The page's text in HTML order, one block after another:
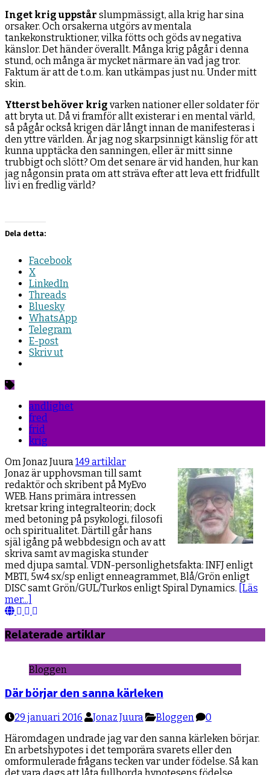
Inget krig uppstår slumpmässigt, alla krig har sina
orsaker. Och orsakerna utgörs av mentala
tankekonstruktioner, vilka fötts och göds av negativa
känslor. Det händer överallt. Många krig pågår i denna
stund, och många är mycket närmare än vad jag tror.
Faktum är att de t.o.m. kan utkämpas just nu. Under mitt
skin.
Ytterst behöver krig varken nationer eller soldater för
att bryta ut. Då vi framför allt existerar i en mental värld,
så pågår också krigen där långt innan de manifesteras i
den yttre världen. Är jag nog skarpsinnigt känslig för att
kunna upptäcka den sanningen, eller är mitt sinne
trubbigt och slött? Om det senare är vid handen, hur kan
jag någonsin prata om att sträva efter att leva ett fridfullt
liv i en fredlig värld?
Dela detta:
Facebook
X
LinkedIn
Threads
Bluesky
WhatsApp
Telegram
E-post
Skriv ut
andlighet
fred
frid
krig
Om Jonaz Juura149 artiklar
Jonaz är upphovsman till samt
redaktör och skribent på MyEvo
WEB. Hans primära intressen
kretsar kring integralteorin; dock
med betoning på psykologi, filosofi
och spiritualitet. Därtill går hans
själ igång på webbdesign och av att
skriva samt av magiska stunder
med djupa samtal. VDN-personlighetsfakta: INFJ enligt
MBTI, 5w4 sx/sp enligt enneagrammet, Blå/Grön enligt
DISC samt Grön/GUL/Turkos enligt Spiral Dynamics. [Läs
mer...]
Webbsida
Facebook
YouTube
Relaterade artiklar
Bloggen
Där börjar den sanna kärleken
29 januari 2016 Jonaz Juura Bloggen
0
Häromdagen undrade jag var den sanna kärleken börjar.
En arbetshypotes i det temporära svarets eller den
omformulerade frågans tecken var under födelse. Så kan
det vara dags att låta fullborda hypotesens födelse